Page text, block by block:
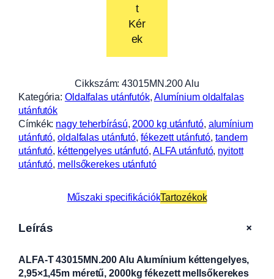
t
Kér
ek
Cikkszám: 43015MN.200 Alu
Kategória: Oldalfalas utánfutók, Alumínium oldalfalas
utánfutók
Címkék: nagy teherbírású, 2000 kg utánfutó, alumínium
utánfutó, oldalfalas utánfutó, fékezett utánfutó, tandem
utánfutó, kéttengelyes utánfutó, ALFA utánfutó, nyitott
utánfutó, mellsőkerekes utánfutó
Műszaki specifikációkTartozékok
Leírás +
ALFA-T 43015MN.200 Alu Alumínium kéttengelyes,
2,95×1,45m méretű, 2000kg fékezett mellsőkerekes